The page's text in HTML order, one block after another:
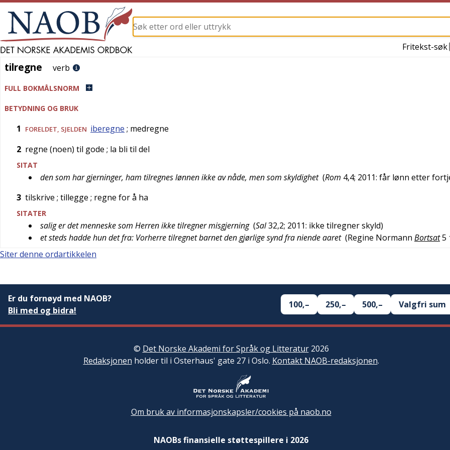
Fritekst-søk
tilregne
tilregne verb
FULL BOKMÅLSNORM
BETYDNING OG BRUK
1 FORELDET SJELDEN iberegne ; medregne
2 regne (noen) til gode ; la bli til del
SITAT
den som har gjerninger, ham tilregnes lønnen ikke av nåde, men som skyldighet (Rom 4,4; 2011: får lønn etter
3 tilskrive ; tillegge ; regne for å ha
SITATER
salig er det menneske som Herren ikke tilregner misgjerning (Sal32,2; 2011: ikke tilregner skyld)
et steds hadde hun det fra: Vorherre tilregnet barnet den gjørlige synd fra niende aaret (Regine Normann Bortsat5
Siter denne ordartikkelen
Er du fornøyd med NAOB?
Bli med og bidra!
100,– 250,– 500,– Valgfri sum
© Det Norske Akademi for Språk og Litteratur2026
Redaksjonen holder til i Osterhaus' gate 27 i Oslo. Kontakt NAOB-redaksjonen.
Om bruk av informasjonskapsler/cookies på naob.no
NAOBs finansielle støttespillere i 2026